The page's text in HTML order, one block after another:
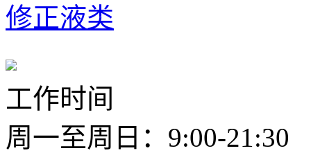
修正液类
工作时间
周一至周日：9:00-21:30